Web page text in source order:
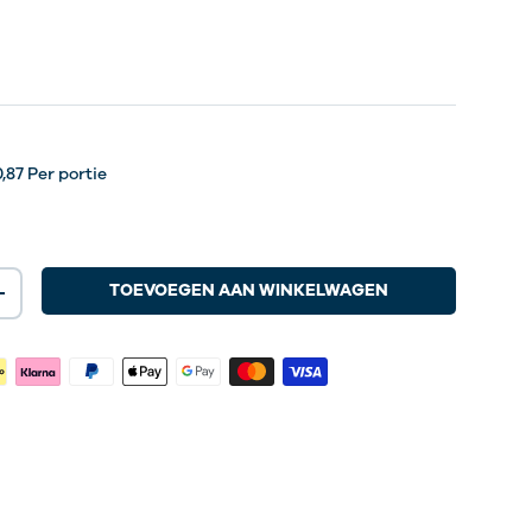
Per portie
TOEVOEGEN AAN WINKELWAGEN